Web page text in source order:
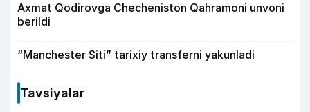
Axmat Qodirovga Checheniston Qahramoni unvoni
berildi
“Manchester Siti” tarixiy transferni yakunladi
Tavsiyalar